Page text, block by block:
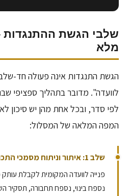
שלבי הגשת ההתנגדות
מלא
הגשת התנגדות אינה פעולה חד-
לוועדה". מדובר בתהליך ספציפי
לפי סדר, ובכל אחת מהן יש סיכון
המפה המלאה של המסלול:
שלב 1: איתור וניתוח מסמכי התכנית
פנייה לוועדה המקומית לקבלת
נספח בינוי, נספח תחבורה, תסקיר